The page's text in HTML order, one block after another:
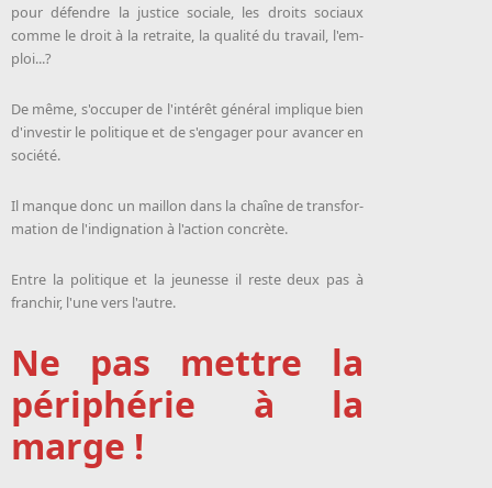
pour dé­fendre la justice so­ciale, les droits so­ciaux
comme le droit à la re­traite, la qua­li­té du tra­vail, l'em­
ploi...?
De même, s'occuper de l'in­té­rêt gé­né­ral im­plique bien
d'investir le politique et de s'engager pour avancer en
société.
Il manque donc un maillon dans la chaîne de trans­for­
ma­tion de l'indi­gna­tion à l'ac­tion concrète.
Entre la po­li­tique et la jeu­nesse il reste deux pas à
fran­chir, l'une vers l'autre.
Ne pas mettre la
périphérie à la
marge !